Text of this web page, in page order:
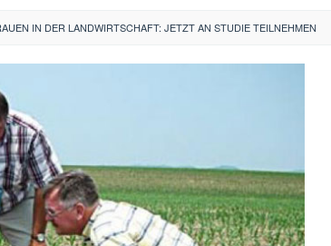
IN DER LANDWIRTSCHAFT: JETZT AN STUDIE TEILNEHMEN